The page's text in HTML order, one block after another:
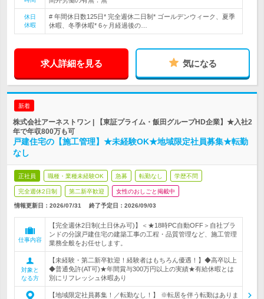
休日
休暇
# 年間休日数125日* 完全週休二日制* ゴールデンウィーク、夏季
休暇、冬季休暇* 6ヶ月経過後の…
求人詳細を見る 気になる
新着
株式会社アーネストワン | 【東証プライム・飯田グループHD企業】★入社2
年で年収800万も可
戸建住宅の【施工管理】★未経験OK★地域限定社員募集★転勤
なし
正社員 職種・業種未経験OK 急募 転勤なし 学歴不問
完全週休2日制 第二新卒歓迎 女性のおしごと掲載中
情報更新日：2026/07/31 終了予定日： 2026/09/03
仕事内容
【完全週休2日制(土日休み可)】＜★18時PC自動OFF＞自社ブラ
ンドの分譲戸建住宅の建築工事の工程・品質管理など、施工管理
業務全般をお任せします。
対象と
なる方
【未経験・第二新卒歓迎！経験者はもちろん優遇！】◆高卒以上
◆普通免許(AT可)★年間賞与300万円以上の実績★有給休暇とは
別にリフレッシュ休暇あり
【地域限定社員募集！／転勤なし！】 ※転居を伴う転勤はありま